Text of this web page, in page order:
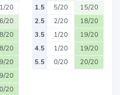
20
20
20
20
20
20
20
1.5
5/20
15/20
2.5
2/20
18/20
3.5
1/20
19/20
4.5
1/20
19/20
5.5
0/20 20/20